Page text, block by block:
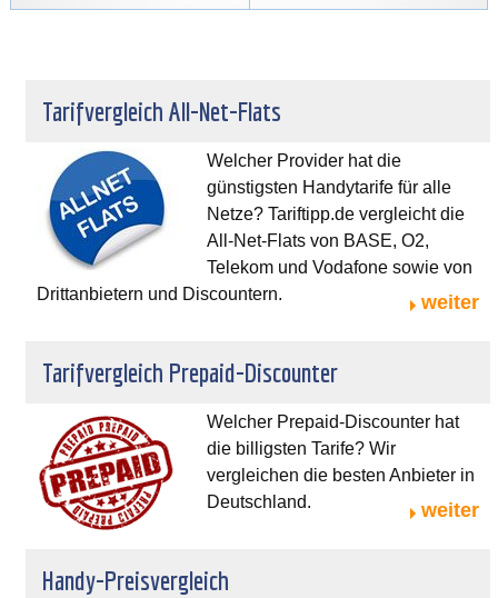
Tarifvergleich All-Net-Flats
Welcher Provider hat die
günstigsten Handytarife für alle
Netze? Tariftipp.de vergleicht die
All-Net-Flats von BASE, O2,
Telekom und Vodafone sowie von
Drittanbietern und Discountern.
weiter
Tarifvergleich Prepaid-Discounter
Welcher Prepaid-Discounter hat
die billigsten Tarife? Wir
vergleichen die besten Anbieter in
Deutschland.
weiter
Handy-Preisvergleich